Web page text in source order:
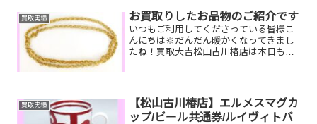
幣プルーフセット Canon カメラ
ルイヴィトン ミ...
買取実績 お買取りしたお品物のご紹介です
いつもご利用してくださっている皆様こ
んにちは🔆だんだん暖かくなってきまし
たね！買取大吉松山古川椿店は本日も元
ひ！買取大吉松山古川椿店...
買取実績
【松山古川椿店】エルメスマグカ
ップ/ビール共通券/ルイヴィトバ